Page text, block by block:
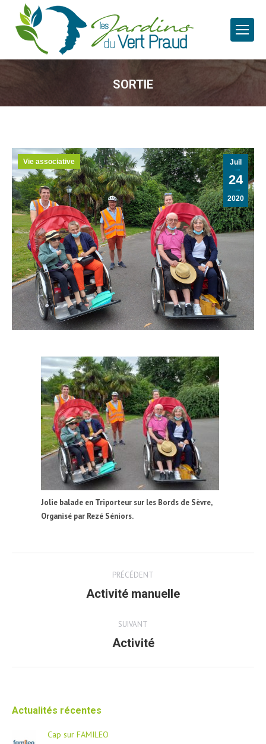
SORTIE
Juil
24
2020
Vie associative
Jolie balade en Triporteur sur les Bords de Sèvre,
Organisé par Rezé Séniors.
navigation
PRÉCÉDENT
Article
Activité manuelle
SUIVANT
Article
Activité
Actualités récentes
Cap sur FAMILEO